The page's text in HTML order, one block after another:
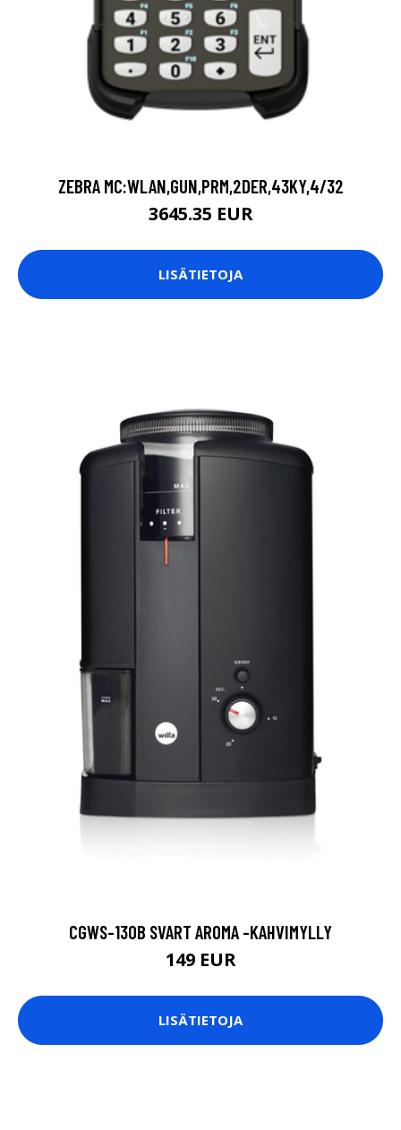
ZEBRA MC:WLAN,GUN,PRM,2DER,43KY,4/32
3645.35 EUR
LISÄTIETOJA
CGWS-130B SVART AROMA -KAHVIMYLLY
149 EUR
LISÄTIETOJA